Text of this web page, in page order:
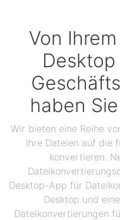
Von
haben
Wir bieten eine Reihe
Ihre Dateien auf die
konvertieren.
Desktop-App für
Desktop und
Dateikonvertierungen